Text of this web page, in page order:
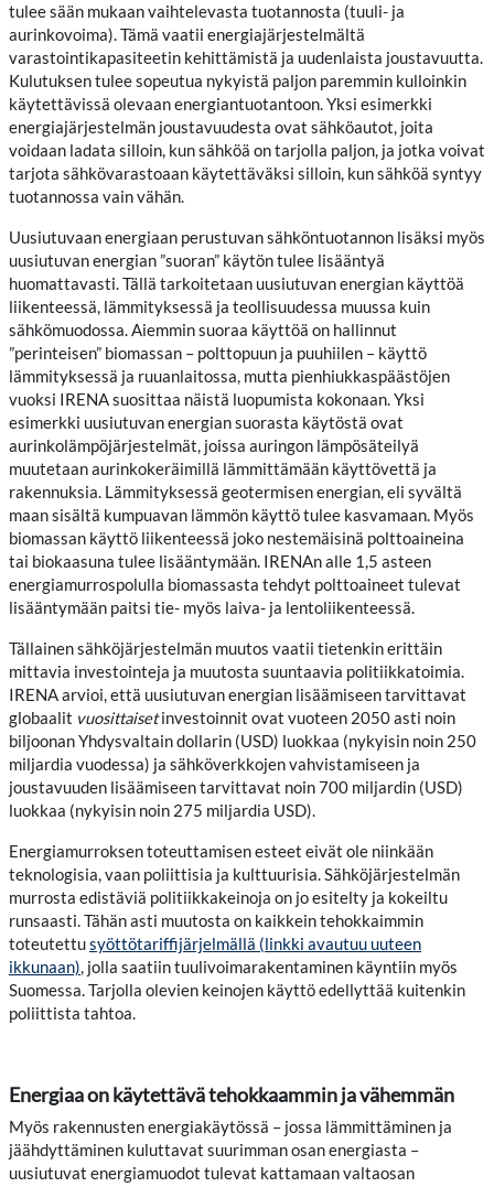
tulee sään mukaan vaihtelevasta tuotannosta (tuuli- ja
aurinkovoima). Tämä vaatii energiajärjestelmältä
varastointikapasiteetin kehittämistä ja uudenlaista joustavuutta.
Kulutuksen tulee sopeutua nykyistä paljon paremmin kulloinkin
käytettävissä olevaan energiantuotantoon. Yksi esimerkki
energiajärjestelmän joustavuudesta ovat sähköautot, joita
voidaan ladata silloin, kun sähköä on tarjolla paljon, ja jotka voivat
tarjota sähkövarastoaan käytettäväksi silloin, kun sähköä syntyy
tuotannossa vain vähän.
Uusiutuvaan energiaan perustuvan sähköntuotannon lisäksi myös
uusiutuvan energian ”suoran” käytön tulee lisääntyä
huomattavasti. Tällä tarkoitetaan uusiutuvan energian käyttöä
liikenteessä, lämmityksessä ja teollisuudessa muussa kuin
sähkömuodossa. Aiemmin suoraa käyttöä on hallinnut
”perinteisen” biomassan – polttopuun ja puuhiilen – käyttö
lämmityksessä ja ruuanlaitossa, mutta pienhiukkaspäästöjen
vuoksi IRENA suosittaa näistä luopumista kokonaan. Yksi
esimerkki uusiutuvan energian suorasta käytöstä ovat
aurinkolämpöjärjestelmät, joissa auringon lämpösäteilyä
muutetaan aurinkokeräimillä lämmittämään käyttövettä ja
rakennuksia. Lämmityksessä geotermisen energian, eli syvältä
maan sisältä kumpuavan lämmön käyttö tulee kasvamaan. Myös
biomassan käyttö liikenteessä joko nestemäisinä polttoaineina
tai biokaasuna tulee lisääntymään. IRENAn alle 1,5 asteen
energiamurrospolulla biomassasta tehdyt polttoaineet tulevat
lisääntymään paitsi tie- myös laiva- ja lentoliikenteessä.
Tällainen sähköjärjestelmän muutos vaatii tietenkin erittäin
mittavia investointeja ja muutosta suuntaavia politiikkatoimia.
IRENA arvioi, että uusiutuvan energian lisäämiseen tarvittavat
globaalit vuosittaisetinvestoinnit ovat vuoteen 2050 asti noin
biljoonan Yhdysvaltain dollarin (USD) luokkaa (nykyisin noin 250
miljardia vuodessa) ja sähköverkkojen vahvistamiseen ja
joustavuuden lisäämiseen tarvittavat noin 700 miljardin (USD)
luokkaa (nykyisin noin 275 miljardia USD).
Energiamurroksen toteuttamisen esteet eivät ole niinkään
teknologisia, vaan poliittisia ja kulttuurisia. Sähköjärjestelmän
murrosta edistäviä politiikkakeinoja on jo esitelty ja kokeiltu
runsaasti. Tähän asti muutosta on kaikkein tehokkaimmin
toteutettusyöttötariffijärjelmällä (linkki avautuu uuteen
ikkunaan), jolla saatiin tuulivoimarakentaminen käyntiin myös
Suomessa. Tarjolla olevien keinojen käyttö edellyttää kuitenkin
poliittista tahtoa.
Energiaa on käytettävä tehokkaammin ja vähemmän
Myös rakennusten energiakäytössä – jossa lämmittäminen ja
jäähdyttäminen kuluttavat suurimman osan energiasta –
uusiutuvat energiamuodot tulevat kattamaan valtaosan